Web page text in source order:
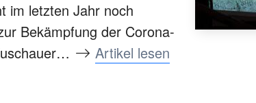
im letzten Jahr noch
Bekämpfung der Corona-
Artikel lesen